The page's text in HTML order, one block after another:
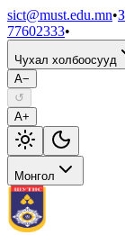
sict@must.edu.mn•
77602333•
Чухал холбоосууд
A−
↺
A+
Монгол